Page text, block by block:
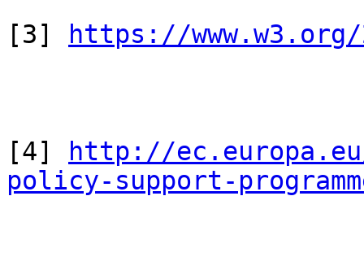
[3] https://www.w3.org/
[4]
http://
policy-support-